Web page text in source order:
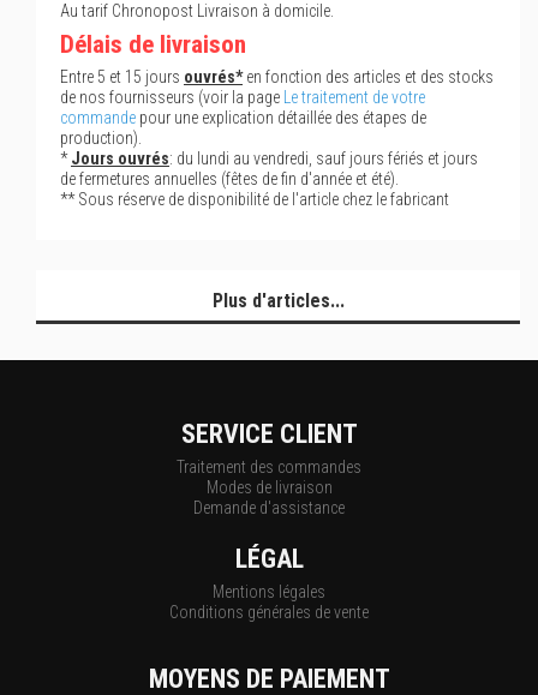
Au tarif Chronopost Livraison à domicile.
Délais de livraison
Entre 5 et 15 jours ouvrés*en fonction des articles et des stocks
de nos fournisseurs (voir la page
Le traitement de votre
commande pour une explication détaillée des étapes de
production).
*Jours ouvrés: du lundi au vendredi, sauf jours fériés et jours
de fermetures annuelles (fêtes de fin d'année et été).
** Sous réserve de disponibilité de l'article chez le fabricant
Plus d'articles...
SERVICE CLIENT
Traitement des commandes
Modes de livraison
Demande d'assistance
LÉGAL
Mentions légales
Conditions générales de vente
MOYENS DE PAIEMENT